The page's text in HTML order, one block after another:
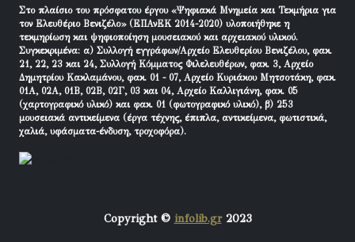
Στο πλαίσιο του πρόσφατου έργου «Ψηφιακά Μνημεία και Τεκμήρια για
τον Ελευθέριο Βενιζέλο» (ΕΠΑνΕΚ 2014-2020) υλοποιήθηκε η
τεκμηρίωση και ψηφιοποίηση μουσειακού και αρχειακού υλικού.
Συγκεκριμένα: α) Συλλογή εγγράφων/Αρχείο Ελευθερίου Βενιζέλου, φακ.
21, 22, 23 και 24, Συλλογή Κόμματος Φιλελευθέρων, φακ. 3, Αρχείο
Δημητρίου Κακλαμάνου, φακ. 01 - 07, Αρχείο Κυριάκου Μητσοτάκη, φακ.
01Α, 02Α, 01Β, 02Β, 02Γ, 03 και 04, Αρχείο Καλλιγιάνη, φακ. 05
(χαρτογραφικό υλικό) και φακ. 01 (φωτογραφικό υλικό), β) 253
μουσειακά αντικείμενα (έργα τέχνης, έπιπλα, αντικείμενα, φωτιστικά,
χαλιά, υφάσματα-ένδυση, τροχοφόρα).
Copyright © infolib.gr2023